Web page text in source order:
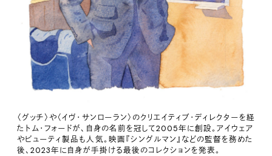
〈グッチ〉や〈イヴ・サンローラン〉のクリエイティブ・ディレクターを経
たトム・フォードが、自身の名前を冠して2005年に創設。アイウェア
やビューティ製品も人気。映画『シングルマン』などの監督を務めた
後、2023年に自身が手掛ける最後のコレクションを発表。